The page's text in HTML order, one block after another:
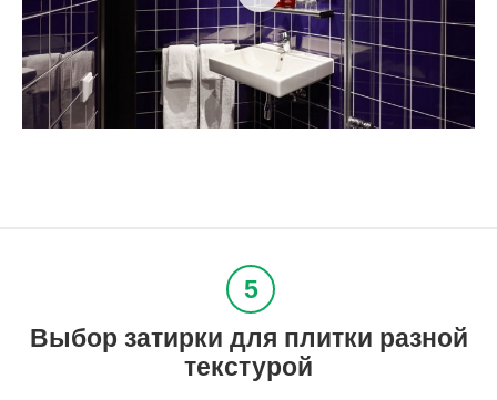
Выбор затирки для плитки разной
текстурой